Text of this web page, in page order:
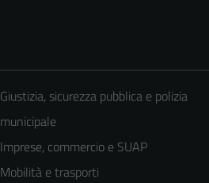
Giustizia, sicurezza pubblica e polizia
municipale
Imprese, commercio e SUAP
Mobilità e trasporti